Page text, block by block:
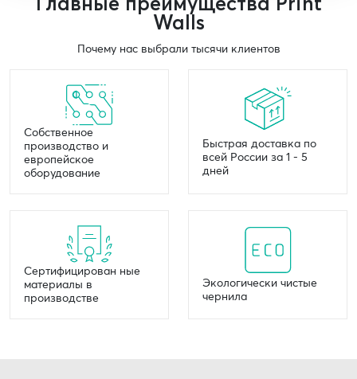
Walls
Почему нас выбрали тысячи клиентов
Собственное
производство и
европейское
оборудование
Быстрая доставка по
всей России за 1 - 5
дней
Сертифицирован ные
материалы в
производстве
Экологически чистые
чернила